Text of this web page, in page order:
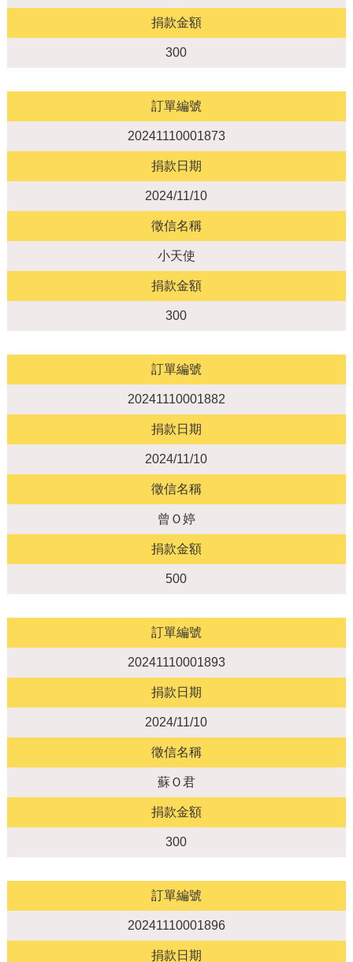
捐款金額
300
訂單編號
20241110001873
捐款日期
2024/11/10
徵信名稱
小天使
捐款金額
300
訂單編號
20241110001882
捐款日期
2024/11/10
徵信名稱
曾Ｏ婷
捐款金額
500
訂單編號
20241110001893
捐款日期
2024/11/10
徵信名稱
蘇Ｏ君
捐款金額
300
訂單編號
20241110001896
捐款日期